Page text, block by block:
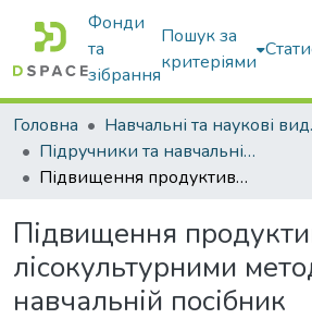
Фонди
та
зібрання
Пошук за
критеріями
Головна
Підручники та навчальні посібники
Підвищення продуктивності лісів лісокультурними методами : навчальній посібник
Підвищення
лісокультурними
навчальній посібник